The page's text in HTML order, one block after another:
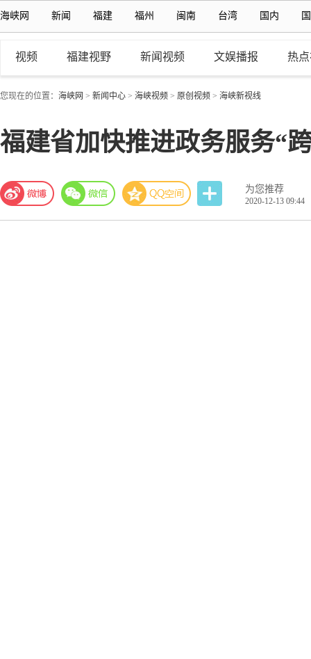
海峡网 新闻 福建 福州 闽南 台湾 国内
视频 福建视野 新闻视频 文娱播报 热
您现在的位置： 海峡网 > 新闻中心 > 海峡视频 > 原创视频 > 海峡新视线
福建省加快推进政务服务“
为您推荐
2020-12-13 09:44